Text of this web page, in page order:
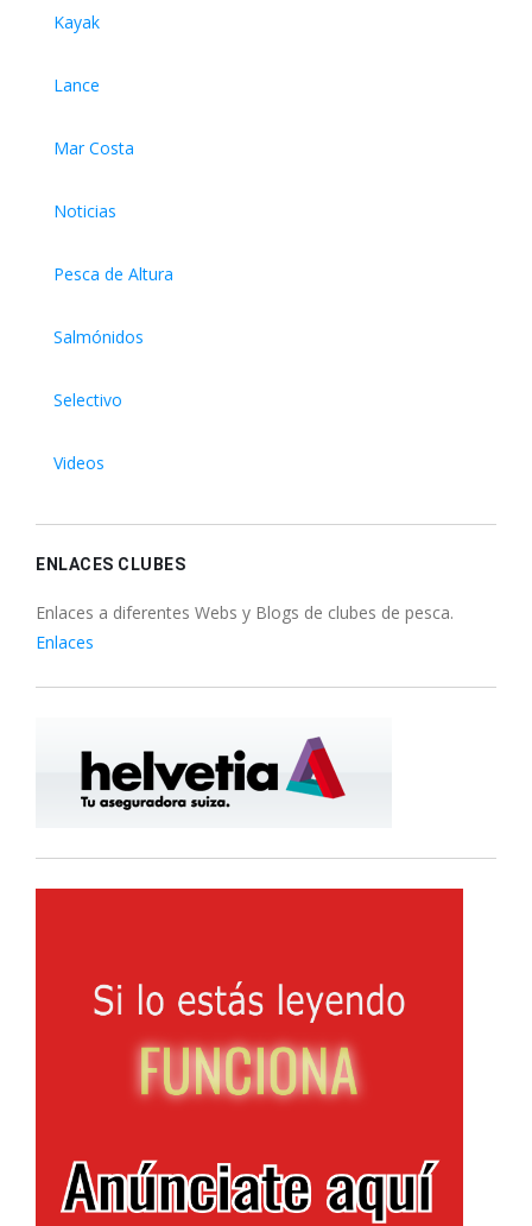
Kayak
Lance
Mar Costa
Noticias
Pesca de Altura
Salmónidos
Selectivo
Videos
ENLACES CLUBES
Enlaces a diferentes Webs y Blogs de clubes de pesca.
Enlaces